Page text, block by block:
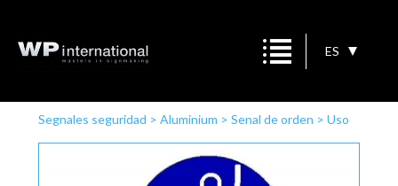
ES
Segnales seguridad > Aluminium > Senal de orden > Uso
obligatorio de arnés de seguridad 2